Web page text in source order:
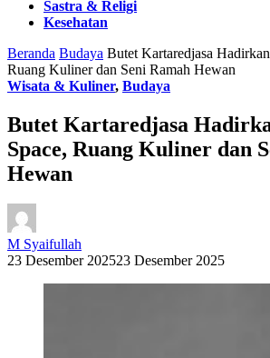
Sastra & Religi
Kesehatan
Beranda Budaya Butet Kartaredjasa
Ruang Kuliner dan Seni Ramah Hewan
Wisata & Kuliner, Budaya
Butet Kartaredjasa
Space, Ruang Kuliner dan
Hewan
M Syaifullah
23 Desember 202523 Desember 2025